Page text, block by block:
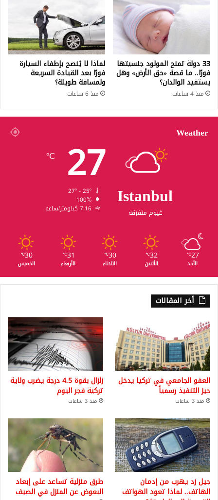
33 دولة تمنح المولود جنسيتها
فورًا.. ما قصة «حق الأرض» وهل
يستفيد الوالدان؟
منذ 4 ساعات
لماذا لا يُنصح بإطفاء السيارة
فورًا بعد القيادة السريعة
ولمسافة طويلة؟
منذ 6 ساعات
Weather
Istanbul
غيوم متفرقة
27
℃
100%
7.16 كيلومتر/ساعة
27
℃
الأحد
32
℃
الأثنين
30
℃
الثلاثاء
31
℃
الأربعاء
30
℃
الخميس
أخر المقالات
العفو الجامعي في تركيا يدخل
حيز التنفيذ رسمياً
منذ 3 ساعات
زلزال بقوة 4.5 درجة يضرب ولاية
تركية فجر اليوم
منذ 3 ساعات
جيل زد يهرب من إدمان
الهاتف.. لماذا تعود الهواتف
طرق منزلية تساعد على إبعاد
البعوض عن المنزل في الصيف